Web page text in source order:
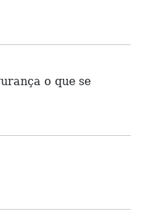
o que se